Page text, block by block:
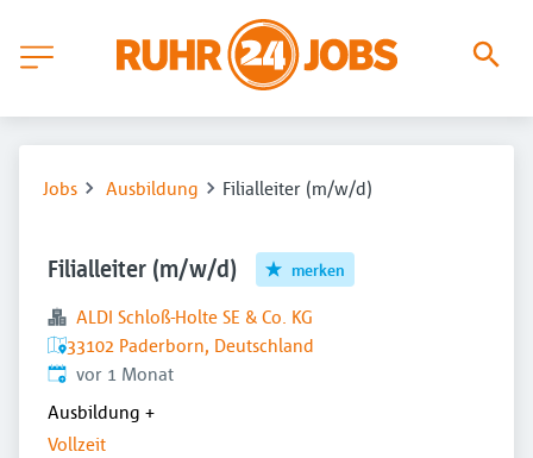
Jobs Ausbildung Filialleiter (m/w/d)
Filialleiter (m/w/d) merken
ALDI Schloß-Holte SE & Co. KG
33102 Paderborn, Deutschland
Veröffentlicht:
vor 1 Monat
Ausbildung +
Vollzeit